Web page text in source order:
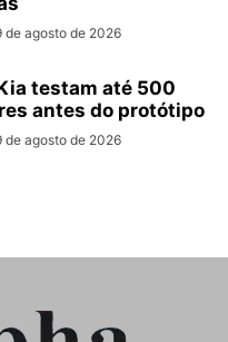
de agosto de 2026
testam até 500
antes do protótipo
de agosto de 2026